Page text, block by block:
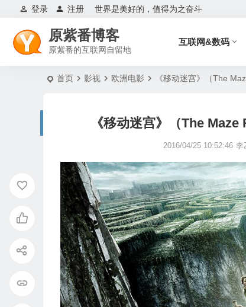
世界是美好的，值得为之奋斗
登录 注册
原紫番博客
原紫番的互联网自留地
互联网&数码
首页 影视 欧洲电影 《移动迷宫》（The
《移动迷宫》（The
2016/04/25 10:52:46 李